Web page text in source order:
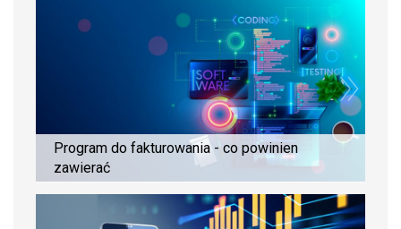
Program do fakturowania - co powinien
zawierać